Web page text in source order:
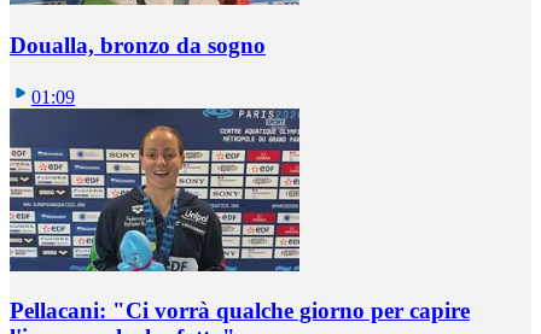
Doualla, bronzo da sogno
01:09
Pellacani: "Ci vorrà qualche giorno per capire